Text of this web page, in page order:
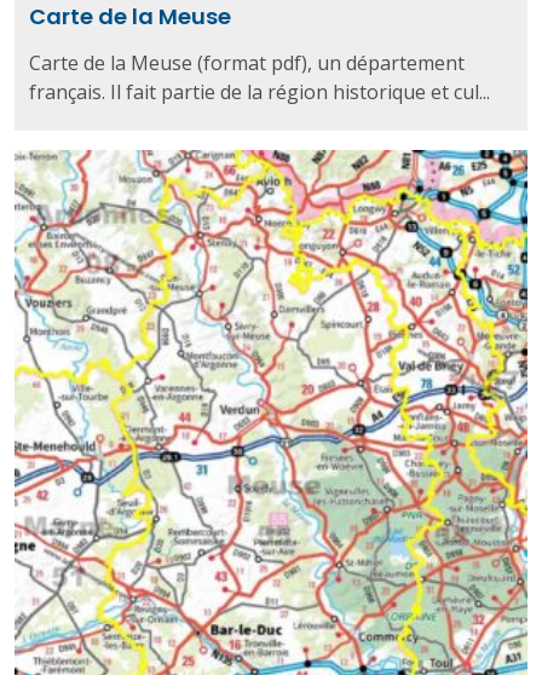
Carte de la Meuse
Carte de la Meuse (format pdf), un département
français. Il fait partie de la région historique et cul...